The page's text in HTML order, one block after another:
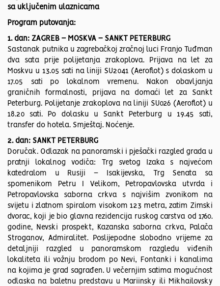
sa uključenim ulaznicama
Program putovanja:
1. dan: ZAGREB – MOSKVA – SANKT PETERBURG
Sastanak putnika u zagrebačkoj zračnoj luci Franjo Tuđman
dva sata prije polijetanja zrakoplova. Prijava na let za
Moskvu u 13.05 sati na liniji SU2041 (Aeroflot) s dolaskom u
17.05 sati po lokalnom vremenu. Nakon obavljanja
graničnih formalnosti, prijava na domaći let za Sankt
Peterburg. Polijetanje zrakoplova na liniji SU026 (Aeroflot) u
18.20 sati. Po dolasku u Sankt Peterburg u 19.45 sati,
transfer do hotela. Smještaj. Noćenje.
2. dan: SANKT PETERBURG
Doručak. Odlazak na panoramski i pješački razgled grada u
pratnji lokalnog vodiča: Trg svetog Izaka s najvećom
katedralom u Rusiji – Isakijevska, Trg Senata sa
spomenikom Petru I Velikom, Petropavlovska utvrda i
Petropavlovska saborna crkva s najvišim zvonikom na
svijetu i zlatnom spiralom visokom 123 metra, zatim Zimski
dvorac, koji je bio glavna rezidencija ruskog carstva od 1760.
godine, Nevski prospekt, Kazanska saborna crkva, Palača
Stroganov, Admiralitet. Poslijepodne slobodno vrijeme za
detaljniji razgled u panoramskom razgledu viđenih
lokaliteta ili vožnju brodom po Nevi, Fontanki i kanalima
na kojima je grad sagrađen. U večernjim satima mogućnost
odlaska na baletnu predstavu u Mariinsky ili Mikhailovsky